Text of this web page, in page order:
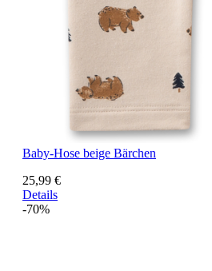
Baby-Hose beige Bärchen
25,99 €
Details
-70%